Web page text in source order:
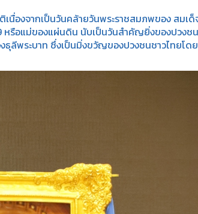
งจากเป็นวันคล้ายวันพระราชสมภพของ สมเด็
รือแม่ของแผ่นดิน นับเป็นวันสำคัญยิ่งของปวงช
ลีพระบาท ซึ่งเป็นมิ่งขวัญของปวงชนชาวไทยโด